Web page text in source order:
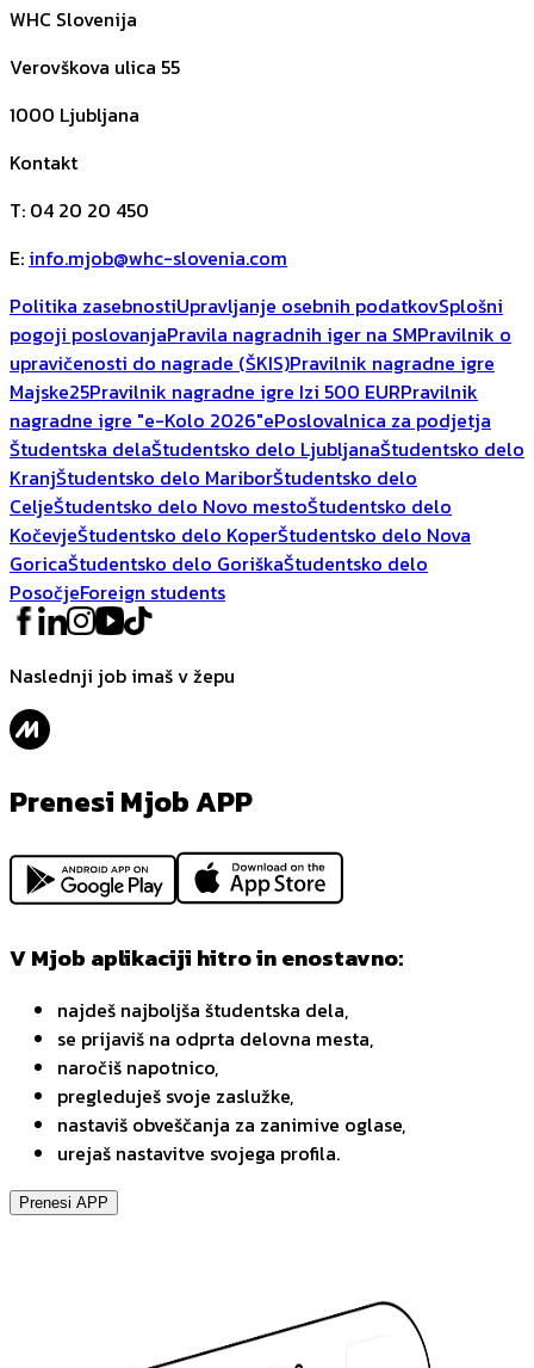
WHC Slovenija
Verovškova ulica 55
1000 Ljubljana
Kontakt
T: 04 20 20 450
E: info.mjob@whc-slovenia.com
Politika zasebnostiUpravljanje osebnih podatkovSplošni
pogoji poslovanjaPravila nagradnih iger na SMPravilnik o
upravičenosti do nagrade (ŠKIS)Pravilnik nagradne igre
Majske25Pravilnik nagradne igre Izi 500 EURPravilnik
nagradne igre "e-Kolo 2026"ePoslovalnica za podjetja
Študentska delaŠtudentsko delo LjubljanaŠtudentsko delo
KranjŠtudentsko delo MariborŠtudentsko delo
CeljeŠtudentsko delo Novo mestoŠtudentsko delo
KočevjeŠtudentsko delo KoperŠtudentsko delo Nova
GoricaŠtudentsko delo GoriškaŠtudentsko delo
PosočjeForeign students
Naslednji job imaš v žepu
Prenesi Mjob APP
V Mjob aplikaciji hitro in enostavno:
najdeš najboljša študentska dela,
se prijaviš na odprta delovna mesta,
naročiš napotnico,
pregleduješ svoje zaslužke,
nastaviš obveščanja za zanimive oglase,
urejaš nastavitve svojega profila.
Prenesi APP